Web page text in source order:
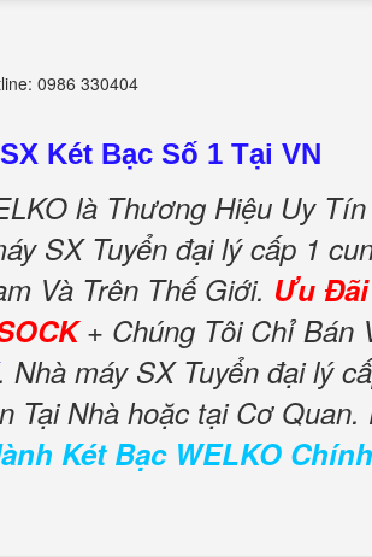
0986 330404
Két Bạc Số 1 Tại VN
là Thương Hiệu Uy
SX Tuyển đại lý cấp 1
Và Trên Thế Giới. Ưu
+ Chúng Tôi Chỉ Bán
Nhà máy SX Tuyển đại lý
Tại Nhà hoặc tại Cơ
Két Bạc WELKO